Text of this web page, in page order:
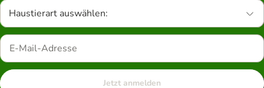
Haustierart auswählen:
Jetzt anmelden